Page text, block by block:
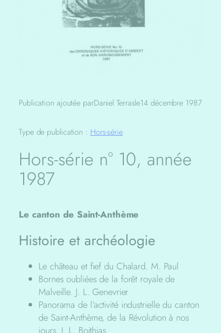
Publication ajoutée parDaniel Terrasle14 décembre 1987
Type de publication : Hors-série
Hors-série n° 10, année
1987
Le canton de Saint-Anthème
Histoire et archéologie
Le château et fief du Chalard. M. Paul
Bornes oubliées de la forêt royale de
Malveille. J. L. Genevrier
Panorama de l’activité industrielle du canton
de Saint-Anthème, de la Révolution à nos
jours. J. L. Boithias